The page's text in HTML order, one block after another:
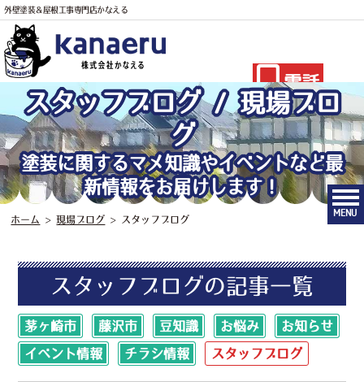
外壁塗装＆屋根工事専門店かなえる
電話
MENU
スタッフブログ / 現場ブロ
グ
塗装に関するマメ知識やイベントなど最
新情報をお届けします！
ホーム >現場ブログ > スタッフブログ
スタッフブログの記事一覧
茅ヶ崎市 藤沢市 豆知識 お悩み お知らせ
イベント情報 チラシ情報 スタッフブログ